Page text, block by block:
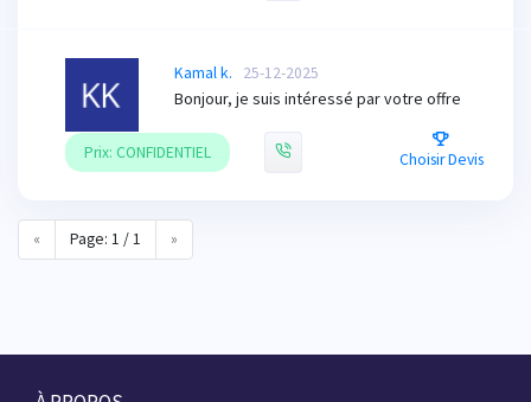
Kamal k. 25-12-2025
Bonjour, je suis intéressé par votre offre
Prix: CONFIDENTIEL Choisir Devis
« Page: 1 / 1 »